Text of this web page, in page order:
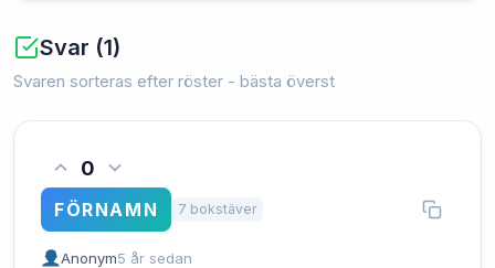
Svar (1)
Svaren sorteras efter röster - bästa överst
0
FÖRNAMN 7 bokstäver
Anonym5 år sedan